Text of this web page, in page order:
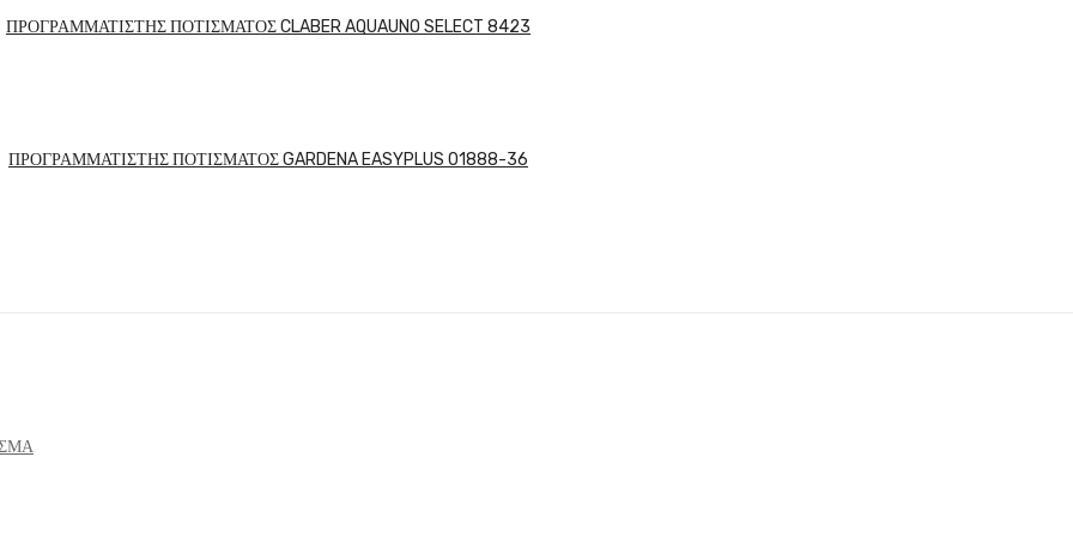
ΠΡΟΓΡΑΜΜΑΤΙΣΤΗΣ ΠΟΤΙΣΜΑΤΟΣ CLABER AQUAUNO SELECT 8423
ΠΡΟΓΡΑΜΜΑΤΙΣΤΗΣ ΠΟΤΙΣΜΑΤΟΣ GARDENA EASYPLUS 01888-36